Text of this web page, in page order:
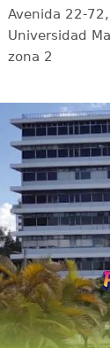
Avenida 22-
Universidad
zona 2